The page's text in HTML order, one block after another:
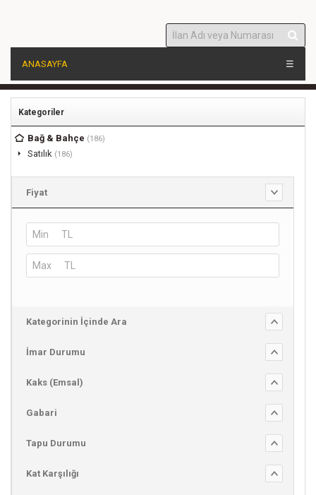
ANASAYFA ☰
Kategoriler
Bağ & Bahçe (186)
Satılık (186)
Fiyat
Kategorinin İçinde Ara
İmar Durumu
Kaks (Emsal)
Gabari
Tapu Durumu
Kat Karşılığı